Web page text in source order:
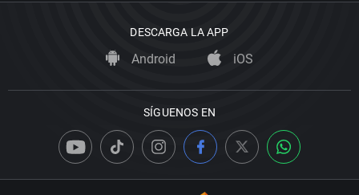
DESCARGA LA APP
Android iOS
SÍGUENOS EN